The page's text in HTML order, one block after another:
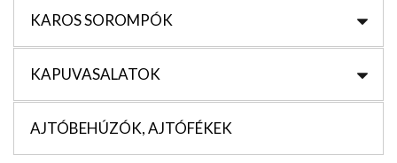
KAROS SOROMPÓK
KAPUVASALATOK
AJTÓBEHÚZÓK, AJTÓFÉKEK